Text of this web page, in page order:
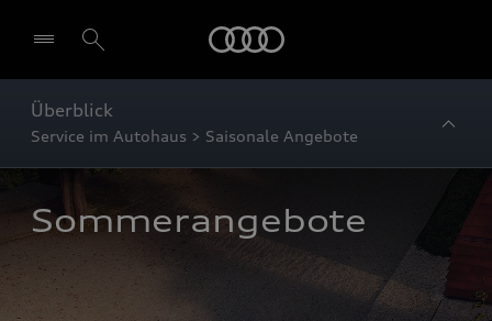
Überblick
Service im Autohaus > Saisonale Angebote
Sommerangebote